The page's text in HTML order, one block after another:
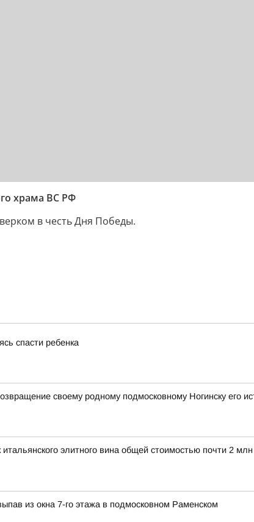
храма ВС РФ
в честь Дня Победы.
спасти ребенка
своему родному подмосковному Ногинску его
элитного вина общей стоимостью почти 2
из окна 7-го этажа в подмосковном Раменском